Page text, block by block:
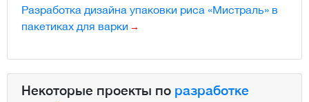
Разработка дизайна упаковки риса «Мистраль» в
пакетиках для варки
Некоторые проекты по разработке